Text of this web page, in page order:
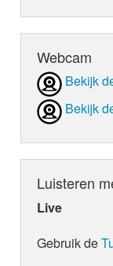
Webcam
Bekijk
Bekijk
Luisteren
Live
Gebruik de